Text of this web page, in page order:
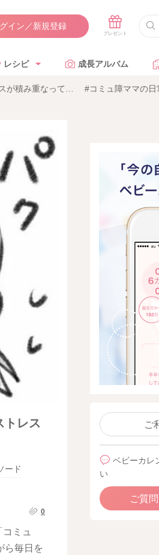
イン／新規登録
レシピ 成長アルバム
スが積み重なって… #コミュ障ママの日
トレス
ード
0
ミュ
ら毎日を
ご
ベビーカレ
い
ご質